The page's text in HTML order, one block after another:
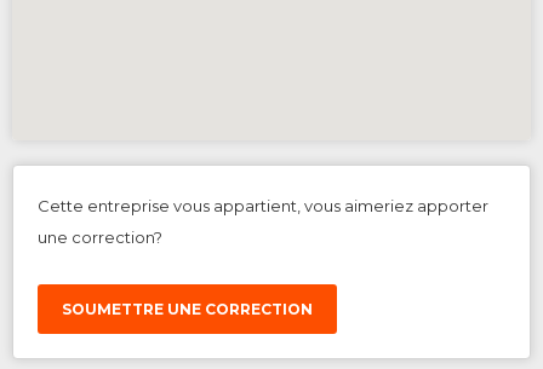
Cette entreprise vous appartient, vous aimeriez apporter
une correction?
SOUMETTRE UNE CORRECTION